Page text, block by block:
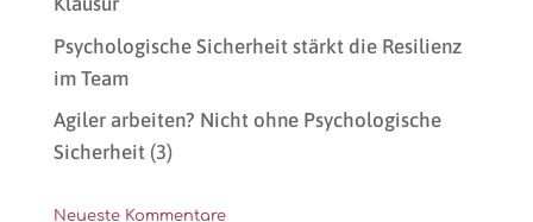
Psychologische Sicherheit stärkt die Resilienz
im Team
Agiler arbeiten? Nicht ohne Psychologische
Sicherheit (3)
Neueste Kommentare